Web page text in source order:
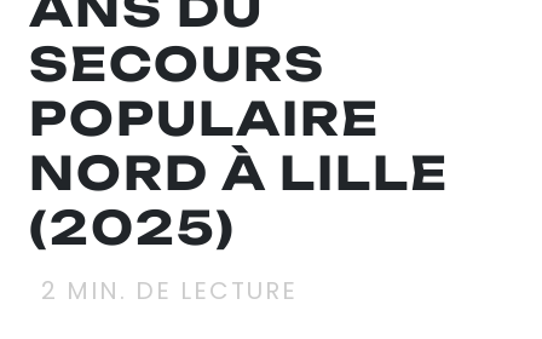
SECOURS
POPULAIRE
NORD À LILLE
(2025)
2 MIN. DE LECTURE